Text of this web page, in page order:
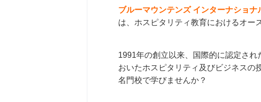
ブルーマウンテンズ インターナショナ
は、ホスピタリティ教育におけるオー
1991年の創立以来、国際的に認定さ
おいたホスピタリティ及びビジネスの
名門校で学びませんか？